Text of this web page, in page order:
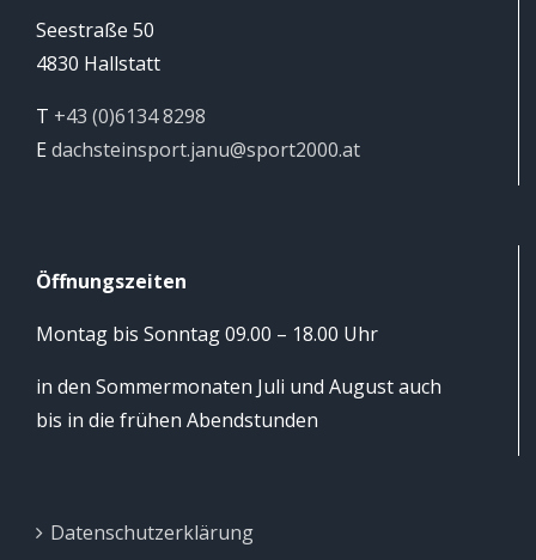
Seestraße 50
4830 Hallstatt
T +43 (0)6134 8298
Edachsteinsport.janu@sport2000.at
Öffnungszeiten
Montag bis Sonntag 09.00 – 18.00 Uhr
in den Sommermonaten Juli und August auch
bis in die frühen Abendstunden
Datenschutzerklärung